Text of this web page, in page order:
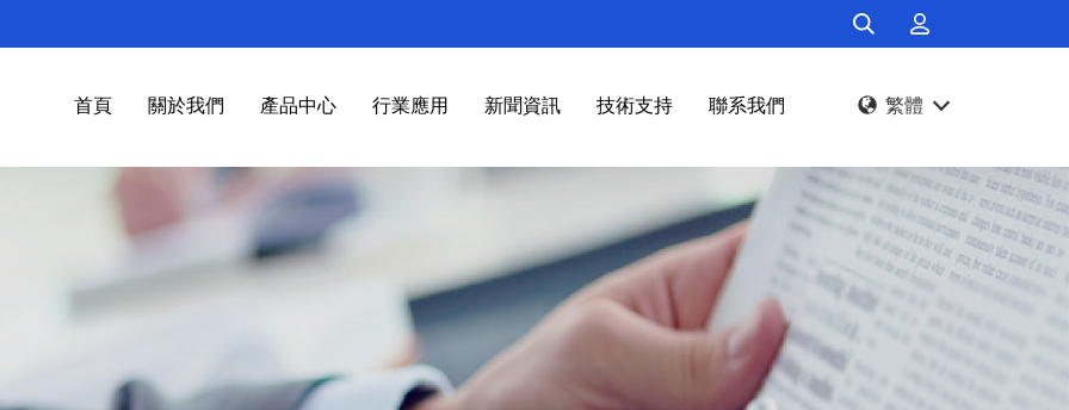
首頁 關於我們 產品中心 行業應用 新聞資訊 技術支持 聯系我們 繁體